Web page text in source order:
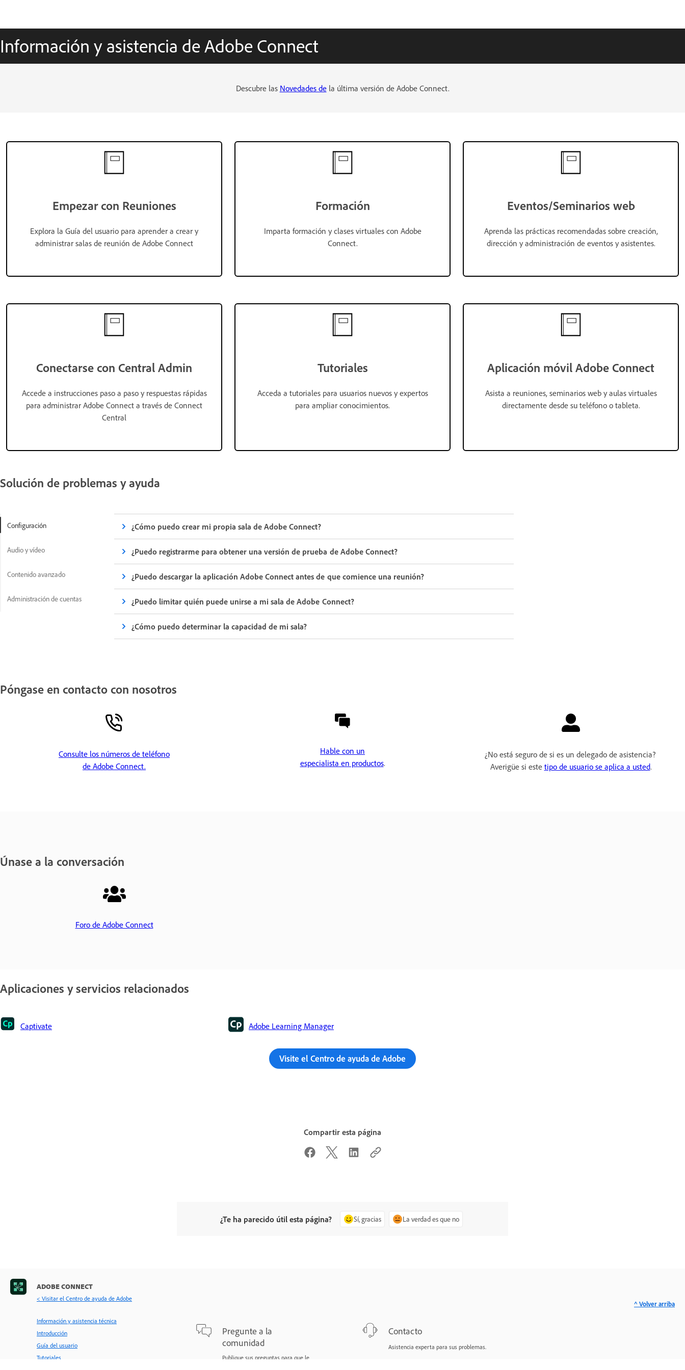
Información y asistencia de Adobe Connect
Descubre las Novedades dela última versión de Adobe Connect.
Empezar con Reuniones
Explora la Guía del usuario para aprender a crear y
administrar salas de reunión de Adobe Connect
Formación
Imparta formación y clases virtuales con Adobe
Connect.
Eventos/Seminarios web
Aprenda las prácticas recomendadas sobre creación,
dirección y administración de eventos y asistentes.
Conectarse con Central Admin
Accede a instrucciones paso a paso y respuestas rápidas
para administrar Adobe Connect a través de Connect
Central
Tutoriales
Acceda a tutoriales para usuarios nuevos y expertos
para ampliar conocimientos.
Aplicación móvil Adobe Connect
Asista a reuniones, seminarios web y aulas virtuales
directamente desde su teléfono o tableta.
Solución de problemas y ayuda
Configuración
Audio y vídeo
Contenido avanzado
Administración de cuentas
¿Cómo puedo crear mi propia sala de Adobe Connect?
¿Puedo registrarme para obtener una versión de prueba de Adobe Connect?
¿Puedo descargar la aplicación Adobe Connect antes de que comience una reunión?
¿Puedo limitar quién puede unirse a mi sala de Adobe Connect?
¿Cómo puedo determinar la capacidad de mi sala?
Póngase en contacto con nosotros
Consulte los números de teléfono
de Adobe Connect.
Hable con un
especialista en productos.
¿No está seguro de si es un delegado de asistencia?
Averigüe si este tipo de usuario se aplica a usted.
Únase a la conversación
Foro de Adobe Connect
Aplicaciones y servicios relacionados
Captivate Adobe Learning Manager
Visite el Centro de ayuda de Adobe
Compartir esta página
¿Te ha parecido útil esta página? Sí, gracias La verdad es que no
ADOBE CONNECT
< Visitar el Centro de ayuda de Adobe
Información y asistencia técnica
Introducción
Guía del usuario
Tutoriales
Pregunte a la
comunidad
Publique sus preguntas para que le
Contacto
Asistencia experta para sus problemas.
^ Volver arriba